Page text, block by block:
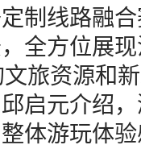
制线路融
全方位展
旅资源和
启元介绍
体游玩体